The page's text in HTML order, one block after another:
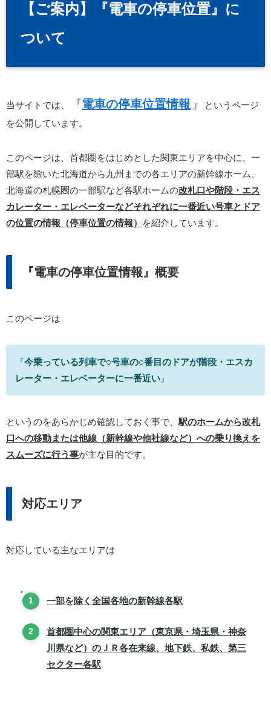
【ご案内】『電車の停車位置』に
ついて
当サイトでは、 『電車の停車位置情報 』
というページ
を公開しています。
このページは、首都圏をはじめとした関東エリアを中心に、一
部駅を除いた北海道から九州までの各エリアの新幹線ホーム、
北海道の札幌圏の一部駅など各駅ホームの改札口や階段・エス
カレーター・エレベーターなどそれぞれに一番近い号車とドア
の位置の情報（停車位置の情報）
を紹介しています。
『電車の停車位置情報』概要
このページは
『今乗っている列車で○号車の○番目のドアが階段・エスカ
レーター・エレベーターに一番近い 』
というのをあらかじめ確認しておく事で、 駅のホームから改札
口への移動または他線（新幹線や他社線など）への乗り換えを
スムーズに行う事が主な目的です。
対応エリア
対応している主なエリアは
一部を除く全国各地の新幹線各駅
首都圏中心の関東エリア（東京県・埼玉県・神奈
川県など）のＪＲ各在来線、地下鉄、私鉄、第三
セクター各駅